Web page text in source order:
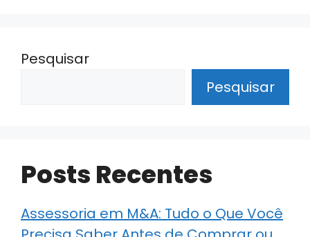
Pesquisar
Pesquisar
Posts Recentes
Assessoria em M&A: Tudo o Que Você